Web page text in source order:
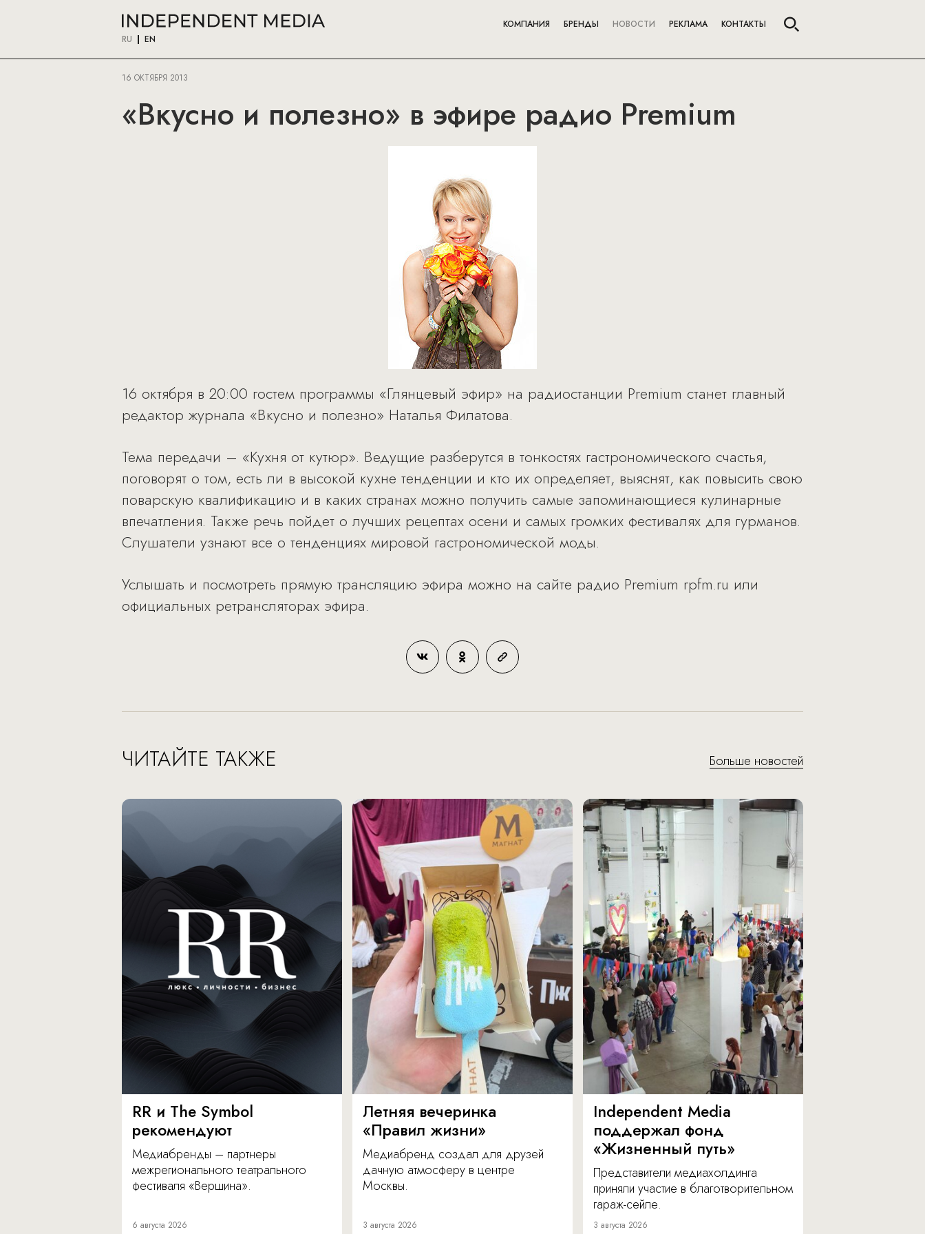
RU EN
КОМПАНИЯ БРЕНДЫ НОВОСТИ РЕКЛАМА КОНТАКТЫ
16 ОКТЯБРЯ 2013
«Вкусно и полезно» в эфире радио Premium
16 октября в 20:00 гостем программы «Глянцевый эфир» на радиостанции Premium станет главный
редактор журнала «Вкусно и полезно» Наталья Филатова.
Тема передачи – «Кухня от кутюр». Ведущие разберутся в тонкостях гастрономического счастья,
поговорят о том, есть ли в высокой кухне тенденции и кто их определяет, выяснят, как повысить свою
поварскую квалификацию и в каких странах можно получить самые запоминающиеся кулинарные
впечатления. Также речь пойдет о лучших рецептах осени и самых громких фестивалях для гурманов.
Слушатели узнают все о тенденциях мировой гастрономической моды.
Услышать и посмотреть прямую трансляцию эфира можно на сайте радио Premium rpfm.ru или
официальных ретрансляторах эфира.
ЧИТАЙТЕ ТАКЖЕ Больше новостей
RR и The Symbol
рекомендуют
Медиабренды – партнеры
межрегионального театрального
фестиваля «Вершина».
6 августа 2026
Летняя вечеринка
«Правил жизни»
Медиабренд создал для друзей
дачную атмосферу в центре
Москвы.
3 августа 2026
Independent Media
поддержал фонд
«Жизненный путь»
Представители медиахолдинга
приняли участие в благотворительном
гараж-сейле.
3 августа 2026